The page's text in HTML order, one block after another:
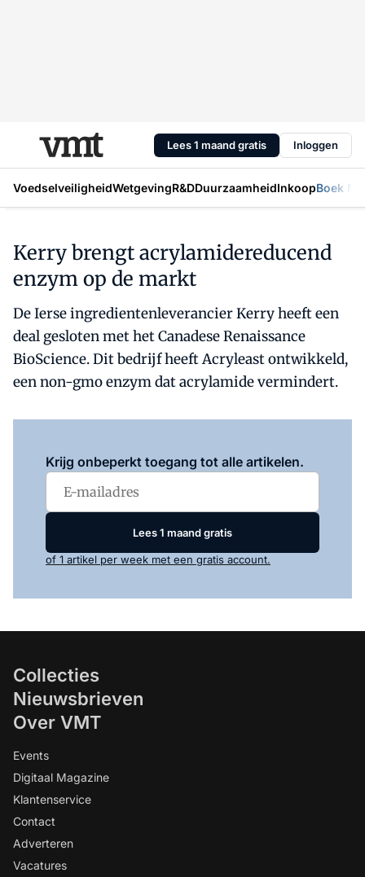
Lees 1 maand gratis Inloggen
VoedselveiligheidWetgevingR&DDuurzaamheidInkoopBoek
Kerry brengt acrylamidereducend
enzym op de markt
De Ierse ingredientenleverancier Kerry heeft een
deal gesloten met het Canadese Renaissance
BioScience. Dit bedrijf heeft Acryleast ontwikkeld,
een non-gmo enzym dat acrylamide vermindert.
Krijg onbeperkt toegang tot alle artikelen.
Lees 1 maand gratis
of 1 artikel per week met een gratis account.
Collecties
Nieuwsbrieven
Over VMT
Events
Digitaal Magazine
Klantenservice
Contact
Adverteren
Vacatures